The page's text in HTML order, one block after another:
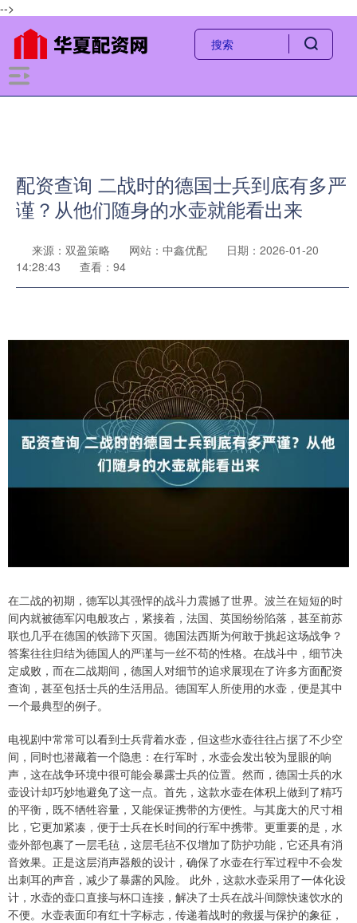
-->
配资查询 二战时的德国士兵到底有多严
谨？从他们随身的水壶就能看出来
来源：双盈策略 网站：中鑫优配
日期：2026-01-20
14:28:43
查看：94
在二战的初期，德军以其强悍的战斗力震撼了世界。波兰在短短的时
间内就被德军闪电般攻占，紧接着，法国、英国纷纷陷落，甚至前苏
联也几乎在德国的铁蹄下灭国。德国法西斯为何敢于挑起这场战争？
答案往往归结为德国人的严谨与一丝不苟的性格。在战斗中，细节决
定成败，而在二战期间，德国人对细节的追求展现在了许多方面配资
查询，甚至包括士兵的生活用品。德国军人所使用的水壶，便是其中
一个最典型的例子。
电视剧中常常可以看到士兵背着水壶，但这些水壶往往占据了不少空
间，同时也潜藏着一个隐患：在行军时，水壶会发出较为显眼的响
声，这在战争环境中很可能会暴露士兵的位置。然而，德国士兵的水
壶设计却巧妙地避免了这一点。首先，这款水壶在体积上做到了精巧
的平衡，既不牺牲容量，又能保证携带的方便性。与其庞大的尺寸相
比，它更加紧凑，便于士兵在长时间的行军中携带。更重要的是，水
壶外部包裹了一层毛毡，这层毛毡不仅增加了防护功能，它还具有消
音效果。正是这层消声器般的设计，确保了水壶在行军过程中不会发
出刺耳的声音，减少了暴露的风险。 此外，这款水壶采用了一体化设
计，水壶的壶口直接与杯口连接，解决了士兵在战斗间隙快速饮水的
不便。水壶表面印有红十字标志，传递着战时的救援与保护的象征，